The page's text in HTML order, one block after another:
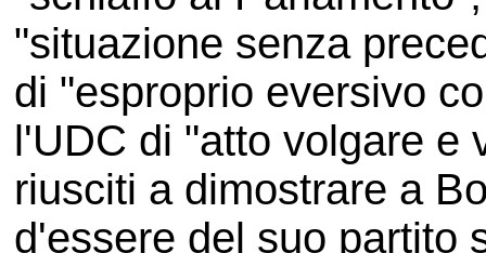
"situazione senza
di "esproprio eversivo
l'UDC di "atto volgare e
riusciti a dimostrare a
d'essere del suo partito